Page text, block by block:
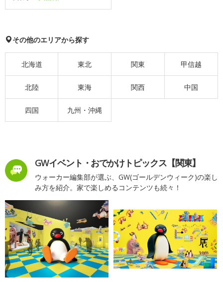
その他のエリアから探す
北海道 東北 関東 甲信越
北陸 東海 関西 中国
四国 九州・沖縄
GWイベント・おでかけトピックス【関東】
ウォーカー編集部が選ぶ、GW(ゴールデンウィーク)の楽し
み方を紹介。家で楽しめるコンテンツも続々！